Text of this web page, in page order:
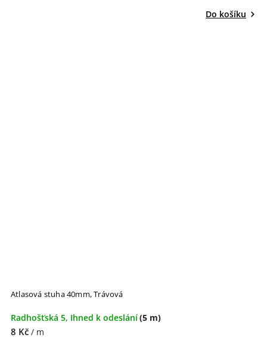
Do košíku
Atlasová stuha 40mm, Trávová
Radhošťská 5, Ihned k odeslání(5 m)
8 Kč / m